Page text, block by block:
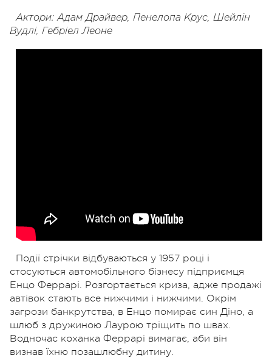
Актори: Адам Драйвер, Пенелопа Крус, Шейлін
Вудлі, Гебріел Леоне
Події стрічки відбуваються у 1957 році і
стосуються автомобільного бізнесу підприємця
Енцо Феррарі. Розгортається криза, адже продажі
автівок стають все нижчими і нижчими. Окрім
загрози банкрутства, в Енцо помирає син Діно, а
шлюб з дружиною Лаурою тріщить по швах.
Водночас коханка Феррарі вимагає, аби він
визнав їхню позашлюбну дитину.